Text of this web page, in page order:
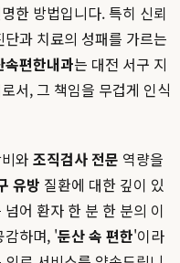
한 방법입니다. 특히 신뢰
과 치료의 성패를 가르는
속편한내과는 대전 서구 지
서, 그 책임을 무겁게 인식
와 조직검사 전문 역량을
유방 질환에 대한 깊이 있
어 환자 한 분 한 분의 이
감하며, '둔산 속 편한'이라